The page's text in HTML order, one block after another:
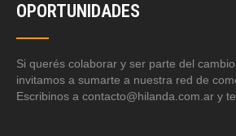
OPORTUNIDADES
Si querés colaborar y ser parte del
invitamos a sumarte a nuestra red de
Escribinos a contacto@hilanda.com.ar y